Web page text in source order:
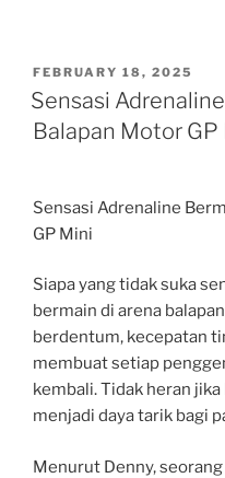
POSTED
ON
FEBRUARY 18, 2025
Sensasi
Balapan Motor GP
Sensasi Adrenaline
GP Mini
Siapa yang tidak suka
bermain di arena
berdentum, kecepatan
membuat setiap
kembali. Tidak heran
menjadi daya tarik bagi
Menurut Denny,